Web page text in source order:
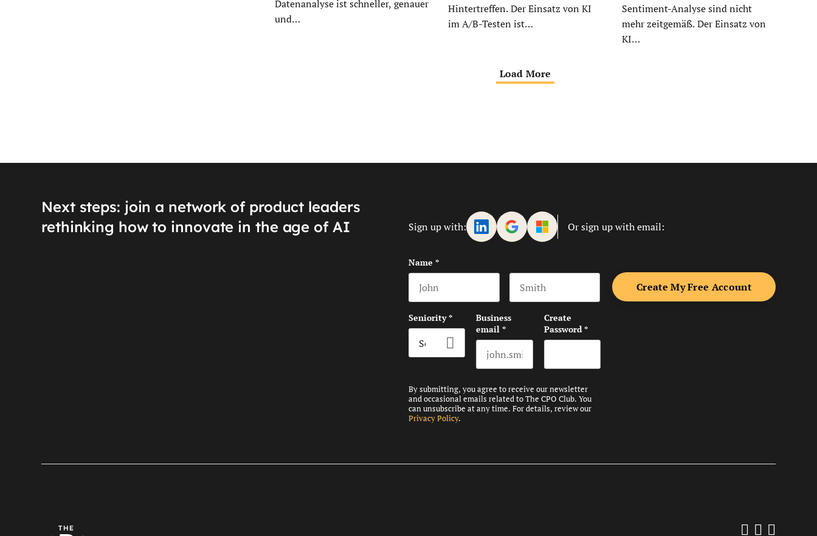
Datenanalyse ist schneller, genauer
und…
Hintertreffen. Der Einsatz von KI
im A/B-Testen ist…
Sentiment-Analyse sind nicht
mehr zeitgemäß. Der Einsatz von
KI…
Load More
Next steps: join a network of product leaders
rethinking how to innovate in the age of AI
Sign up with: Or sign up with email:
Name *
First name
Last name
Seniority*
Business
email *
Create
Password*
By submitting, you agree to receive our newsletter
and occasional emails related to The CPO Club. You
can unsubscribe at any time. For details, review our
Privacy Policy.